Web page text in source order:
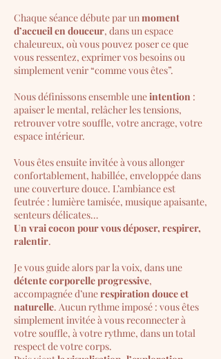
Chaque séance débute par unmoment
d’accueil en douceur, dans un espace
chaleureux, où vous pouvez poser ce que
vous ressentez, exprimer vos besoins ou
simplement venir “comme vous êtes”.
Nous définissons ensemble uneintention :
apaiser le mental, relâcher les tensions,
retrouver votre souffle, votre ancrage, votre
espace intérieur.
Vous êtes ensuite invitée à vous allonger
confortablement, habillée, enveloppée dans
une couverture douce. L’ambiance est
feutrée : lumière tamisée, musique apaisante,
senteurs délicates…
Un vrai cocon pour vous déposer, respirer,
ralentir.
Je vous guide alors par la voix, dans une
détente corporelle progressive,
accompagnée d’unerespiration douce et
naturelle. Aucun rythme imposé : vous êtes
simplement invitée à vous reconnecter à
votre souffle, à votre rythme, dans un total
respect de votre corps.